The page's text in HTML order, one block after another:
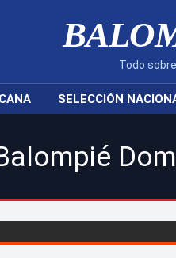
Todo
SELECCIÓN
|